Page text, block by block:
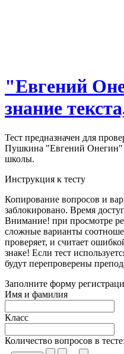
"Евгений
знание
Тест предназначен для
Пушкина "Евгений Онегин"
школы.
Инструкция к тесту
Копирование вопросов и
заблокировано. Время
Внимание! при просмотре
сложные варианты
проверяет, и считает
знаке! Если тест
будут перепроверены
Заполните форму
Имя и фамилия
Класс
Количество вопросов в тесте: